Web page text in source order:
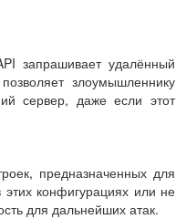
запрашивает удалённый
злоумышленнику
сервер, даже если этот
предназначенных для
этих конфигурациях или не
для дальнейших атак.